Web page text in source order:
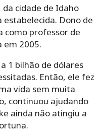
cidade de Idaho
estabelecida. Dono de
como professor de
em 2005.
1 bilhão de dólares
Então, ele fez
vida sem muita
continuou ajudando
ainda não atingiu a